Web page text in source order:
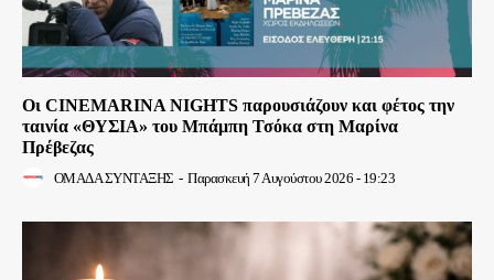
Οι CINEMARINA NIGHTS παρουσιάζουν και φέτος την
ταινία «ΘΥΣΙΑ» του Μπάμπη Τσόκα στη Μαρίνα
Πρέβεζας
ΟΜΑΔΑ ΣΥΝΤΑΞΗΣ - Παρασκευή 7 Αυγούστου 2026 - 19:23